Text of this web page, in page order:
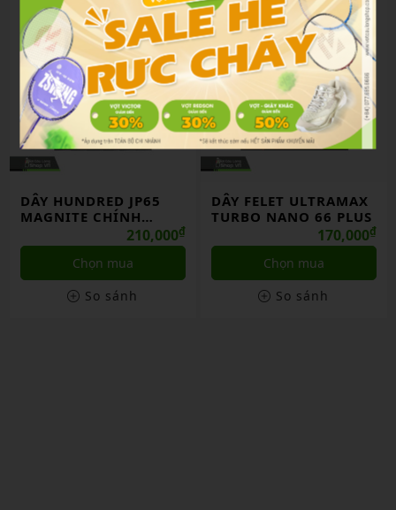
DÂY HUNDRED JP65
MAGNITE CHÍNH
210,000₫
Chọn mua
So sánh
DÂY FELET ULTRAMAX
TURBO NANO 66 PLUS
170,000₫
Chọn mua
So sánh